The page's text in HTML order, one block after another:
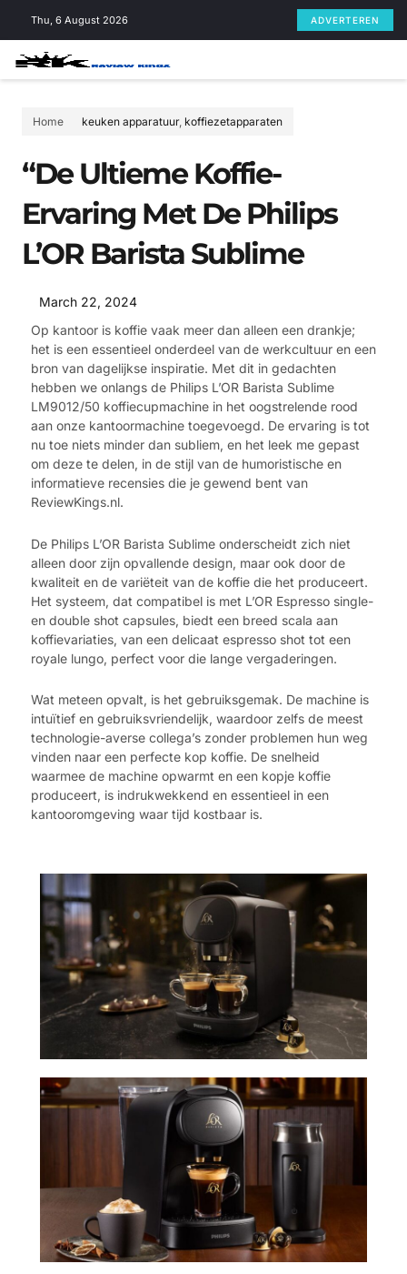
Thu, 6 August 2026 ADVERTEREN
Home keuken apparatuur, koffiezetapparaten
“De Ultieme Koffie-
Ervaring Met De Philips
L’OR Barista Sublime
March 22, 2024
Op kantoor is koffie vaak meer dan alleen een drankje;
het is een essentieel onderdeel van de werkcultuur en een
bron van dagelijkse inspiratie. Met dit in gedachten
hebben we onlangs de Philips L’OR Barista Sublime
LM9012/50 koffiecupmachine in het oogstrelende rood
aan onze kantoormachine toegevoegd. De ervaring is tot
nu toe niets minder dan subliem, en het leek me gepast
om deze te delen, in de stijl van de humoristische en
informatieve recensies die je gewend bent van
ReviewKings.nl.
De Philips L’OR Barista Sublime onderscheidt zich niet
alleen door zijn opvallende design, maar ook door de
kwaliteit en de variëteit van de koffie die het produceert.
Het systeem, dat compatibel is met L’OR Espresso single-
en double shot capsules, biedt een breed scala aan
koffievariaties, van een delicaat espresso shot tot een
royale lungo, perfect voor die lange vergaderingen.
Wat meteen opvalt, is het gebruiksgemak. De machine is
intuïtief en gebruiksvriendelijk, waardoor zelfs de meest
technologie-averse collega’s zonder problemen hun weg
vinden naar een perfecte kop koffie. De snelheid
waarmee de machine opwarmt en een kopje koffie
produceert, is indrukwekkend en essentieel in een
kantooromgeving waar tijd kostbaar is.